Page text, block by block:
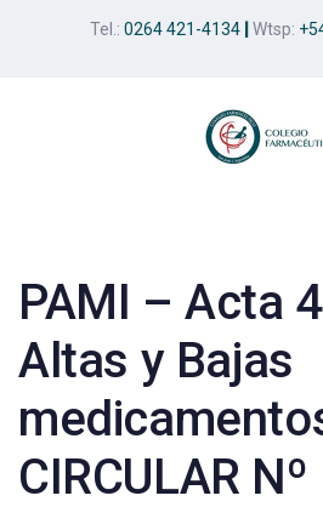
Tel.: 0264 421-4134 Wtsp:
PAMI – Acta
Altas y Bajas
CIRCULAR
navigation